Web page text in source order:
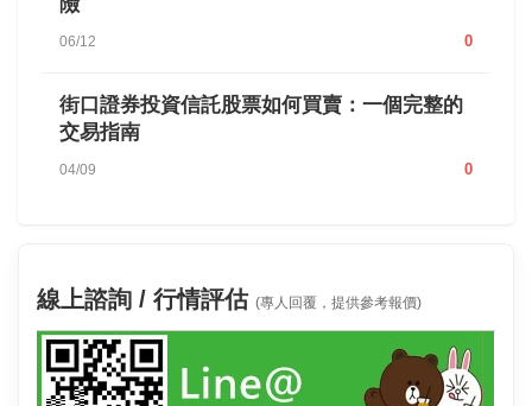
06/12 0
街口證券投資信託股票如何買賣：一個完整的
交易指南
04/09 0
線上諮詢 / 行情評估 (專人回覆，提供參考報價)